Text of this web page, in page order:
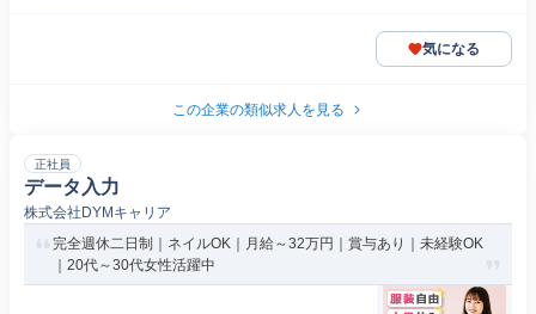
気になる
この企業の類似求人を見る
正社員
データ入力
株式会社DYMキャリア
完全週休二日制｜ネイルOK｜月給～32万円｜賞与あり｜未経験OK
｜20代～30代女性活躍中